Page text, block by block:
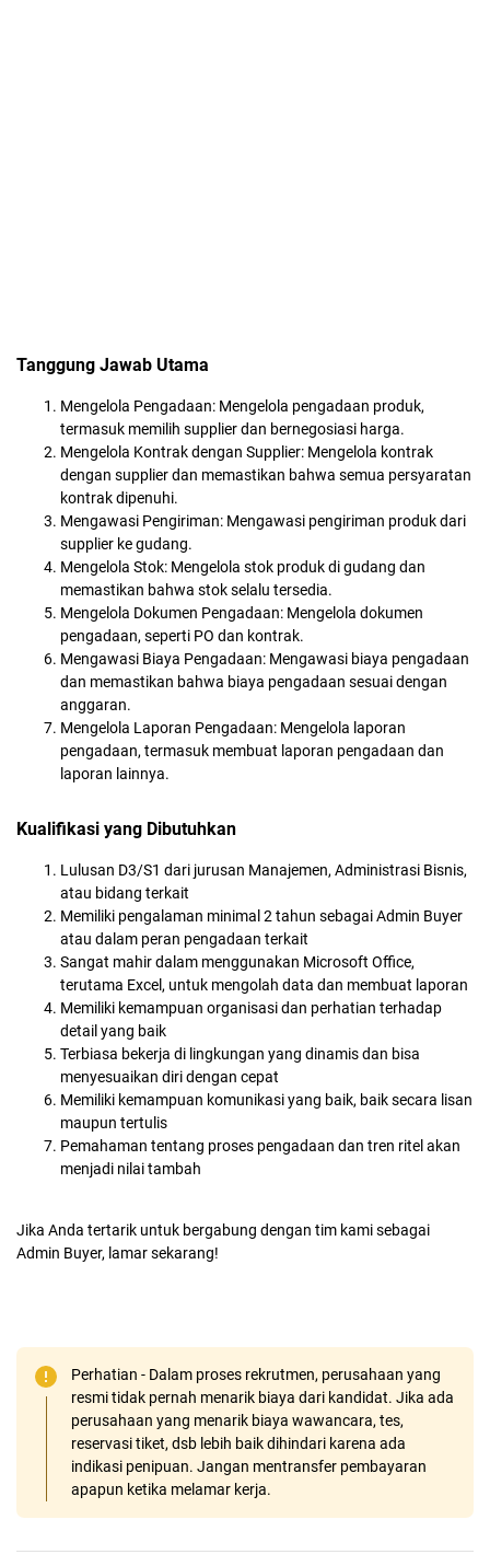
Tanggung Jawab Utama
Mengelola Pengadaan: Mengelola pengadaan produk,
termasuk memilih supplier dan bernegosiasi harga.
Mengelola Kontrak dengan Supplier: Mengelola kontrak
dengan supplier dan memastikan bahwa semua persyaratan
kontrak dipenuhi.
Mengawasi Pengiriman: Mengawasi pengiriman produk dari
supplier ke gudang.
Mengelola Stok: Mengelola stok produk di gudang dan
memastikan bahwa stok selalu tersedia.
Mengelola Dokumen Pengadaan: Mengelola dokumen
pengadaan, seperti PO dan kontrak.
Mengawasi Biaya Pengadaan: Mengawasi biaya pengadaan
dan memastikan bahwa biaya pengadaan sesuai dengan
anggaran.
Mengelola Laporan Pengadaan: Mengelola laporan
pengadaan, termasuk membuat laporan pengadaan dan
laporan lainnya.
Kualifikasi yang Dibutuhkan
Lulusan D3/S1 dari jurusan Manajemen, Administrasi Bisnis,
atau bidang terkait
Memiliki pengalaman minimal 2 tahun sebagai Admin Buyer
atau dalam peran pengadaan terkait
Sangat mahir dalam menggunakan Microsoft Office,
terutama Excel, untuk mengolah data dan membuat laporan
Memiliki kemampuan organisasi dan perhatian terhadap
detail yang baik
Terbiasa bekerja di lingkungan yang dinamis dan bisa
menyesuaikan diri dengan cepat
Memiliki kemampuan komunikasi yang baik, baik secara lisan
maupun tertulis
Pemahaman tentang proses pengadaan dan tren ritel akan
menjadi nilai tambah
Jika Anda tertarik untuk bergabung dengan tim kami sebagai
Admin Buyer, lamar sekarang!
Perhatian - Dalam proses rekrutmen, perusahaan yang
resmi tidak pernah menarik biaya dari kandidat. Jika ada
perusahaan yang menarik biaya wawancara, tes,
reservasi tiket, dsb lebih baik dihindari karena ada
indikasi penipuan. Jangan mentransfer pembayaran
apapun ketika melamar kerja.